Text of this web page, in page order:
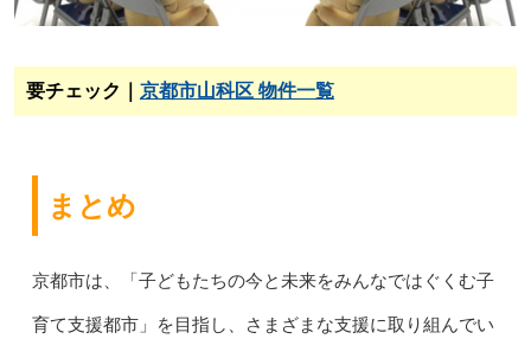
要チェック｜ 京都市山科区 物件一覧
まとめ
京都市は、「子どもたちの今と未来をみんなではぐくむ子
育て支援都市」を目指し、さまざまな支援に取り組んでい